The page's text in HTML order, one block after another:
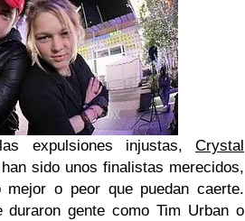
expulsiones injustas, Crystal
sido unos finalistas merecidos,
mejor o peor que puedan caerte.
duraron gente como Tim Urban o